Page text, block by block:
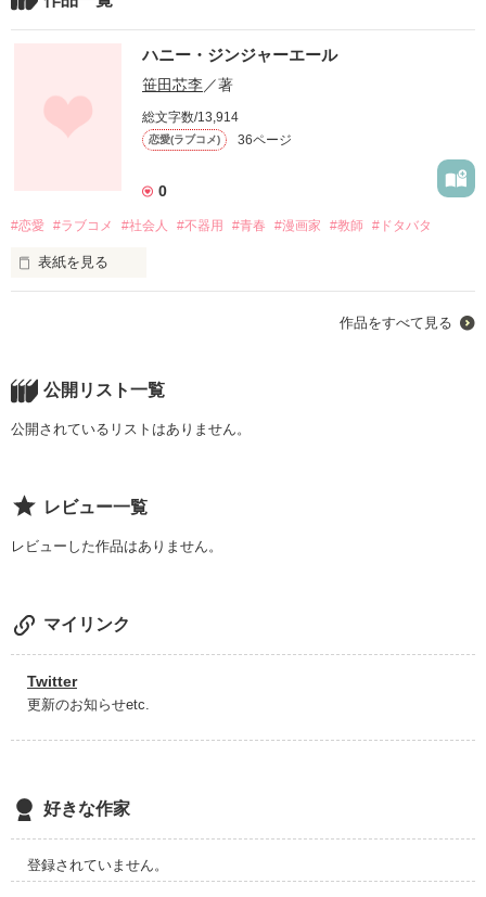
ハニー・ジンジャーエール
笹田芯李／著
総文字数/13,914
恋愛(ラブコメ) 36ページ
0
#恋愛 #ラブコメ #社会人 #不器用 #青春 #漫画家 #教師 #ドタバタ
表紙を見る
くだらないことでも笑って
ちいさなことで落ち込んで
何気ないことで涙を流して
なーんにも知らないまま
25歳になった私は
「恋なんて」
▽ ▽ ▽
「甘酸っぱい青春送りたかった」
作品をすべて見る
公開リスト一覧
公開されているリストはありません。
レビュー一覧
レビューした作品はありません。
マイリンク
Twitter
更新のお知らせetc.
好きな作家
登録されていません。